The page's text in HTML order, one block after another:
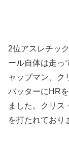
2位アスレチッ
ール自体は走っ
ャップマン、ク
バッターにHR
ました。クリス
を打たれており